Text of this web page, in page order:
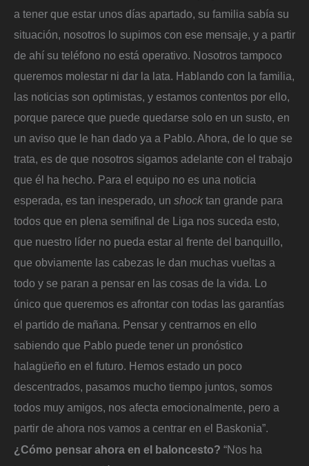
a tener que estar unos días apartado, su familia sabía su
situación, nosotros lo supimos con ese mensaje, y a partir
de ahí su teléfono no está operativo. Nosotros tampoco
queremos molestar ni dar la lata. Hablando con la familia,
las noticias son optimistas, y estamos contentos por ello,
porque parece que puede quedarse solo en un susto, en
un aviso que le han dado ya a Pablo. Ahora, de lo que se
trata, es de que nosotros sigamos adelante con el trabajo
que él ha hecho. Para el equipo no es una noticia
esperada, es tan inesperado, un shock tan grande para
todos que en plena semifinal de Liga nos suceda esto,
que nuestro líder no pueda estar al frente del banquillo,
que obviamente las cabezas le dan muchas vueltas a
todo y se paran a pensar en las cosas de la vida. Lo
único que queremos es afrontar con todas las garantías
el partido de mañana. Pensar y centrarnos en ello
sabiendo que Pablo puede tener un pronóstico
halagüeño en el futuro. Hemos estado un poco
descentrados, pasamos mucho tiempo juntos, somos
todos muy amigos, nos afecta emocionalmente, pero a
partir de ahora nos vamos a centrar en el Baskonia”.
¿Cómo pensar ahora en el baloncesto? “Nos ha